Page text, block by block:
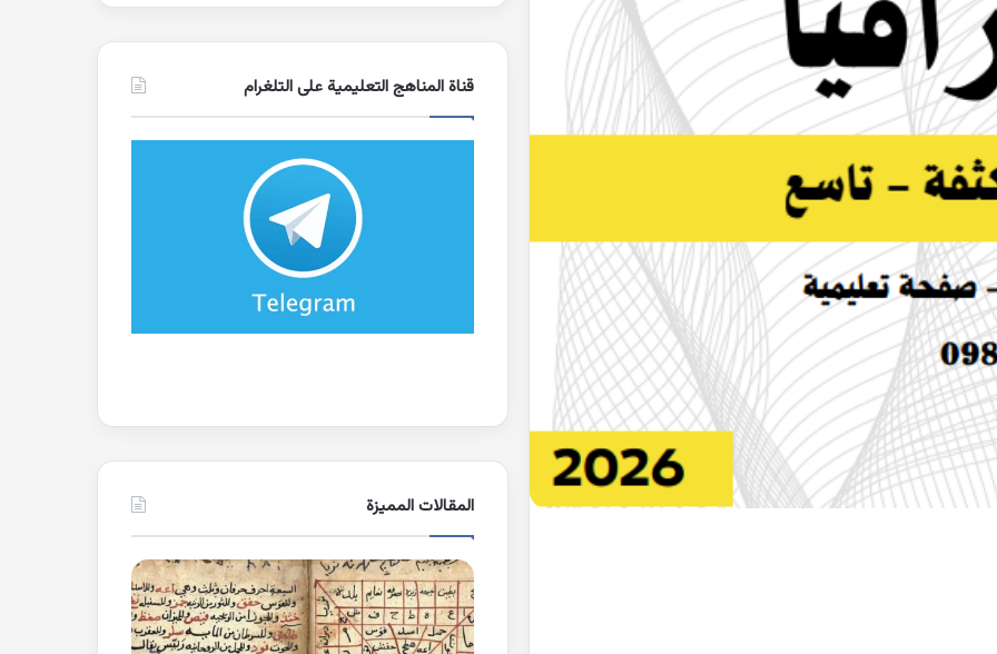
قناة المناهج التعليمية على التلغرام
المقالات المميزة
اسماء
الجن
في
كتاب
كلمات
بها
همزة
متطرفة